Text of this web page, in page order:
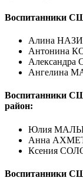
Воспитанники
Алина
Антонина
Ангелина
Воспитанники
район:
Юлия
Анна
Ксения
Воспитанники